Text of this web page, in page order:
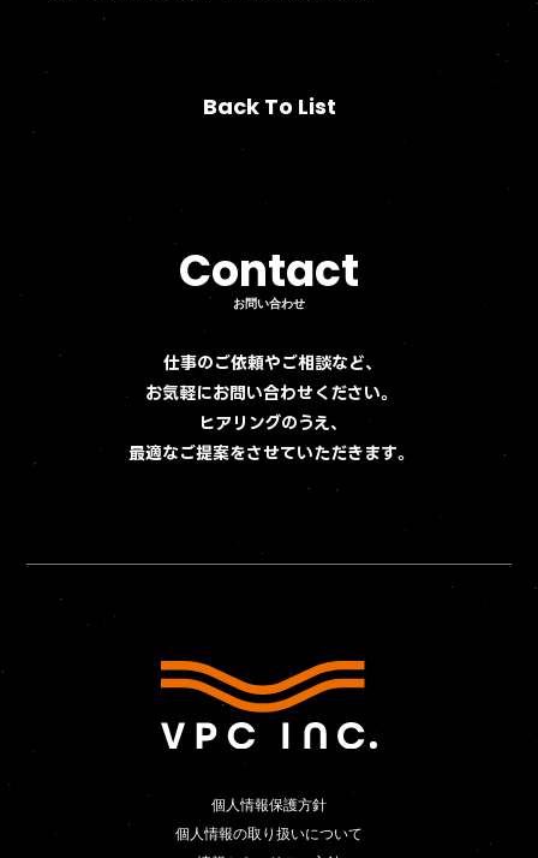
Back To List
Back To List
Contact
Contact
お問い合わせ
仕事のご依頼やご相談など、
お気軽にお問い合わせください。
ヒアリングのうえ、
最適なご提案をさせていただきます。
個人情報保護方針
個人情報保護方針
個人情報の取り扱いについて